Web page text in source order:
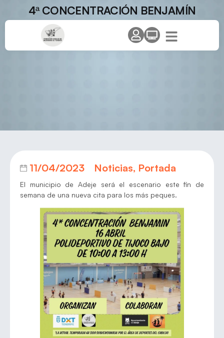
4ª CONCENTRACIÓN BENJAMÍN
11/04/2023 Noticias, Portada
El municipio de Adeje será el escenario este fin de
semana de una nueva cita para los más peques.